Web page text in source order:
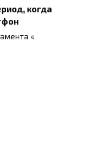
когда
«